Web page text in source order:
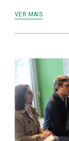
VER MAIS